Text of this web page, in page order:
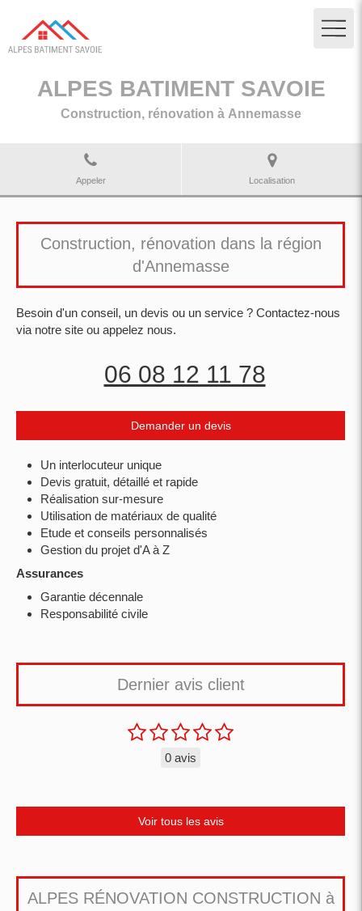
ALPES BATIMENT SAVOIE
Construction, rénovation à Annemasse
Appeler Localisation
Construction, rénovation dans la région
d'Annemasse
Besoin d'un conseil, un devis ou un service ? Contactez-nous
via notre site ou appelez nous.
06 08 12 11 78
Demander un devis
Un interlocuteur unique
Devis gratuit, détaillé et rapide
Réalisation sur-mesure
Utilisation de matériaux de qualité
Etude et conseils personnalisés
Gestion du projet d'A à Z
Assurances
Garantie décennale
Responsabilité civile
Dernier avis client
0 avis
Voir tous les avis
ALPES RÉNOVATION CONSTRUCTION à